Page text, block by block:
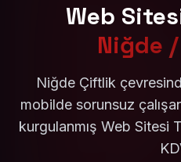
Web
Niğde
Niğde Çiftlik
mobilde sorunsuz
kurgulanmış Web Sitesi